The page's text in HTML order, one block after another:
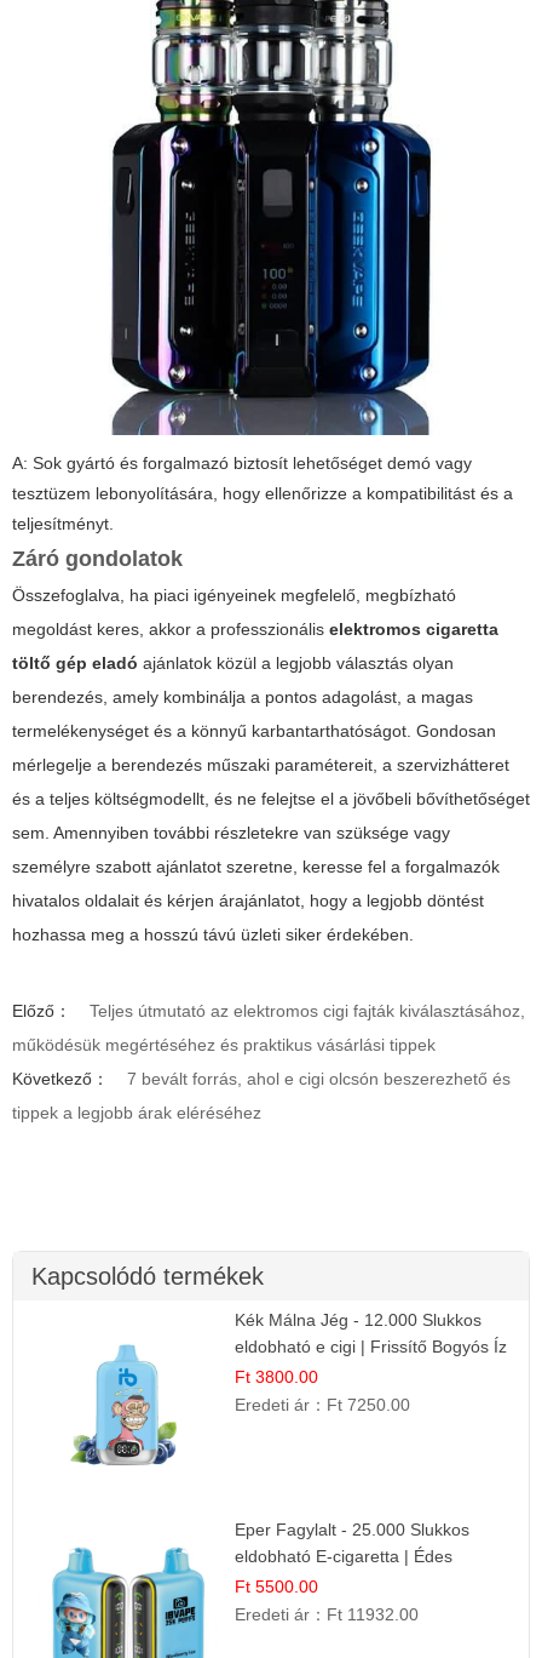
A: Sok gyártó és forgalmazó biztosít lehetőséget demó vagy
tesztüzem lebonyolítására, hogy ellenőrizze a kompatibilitást és a
teljesítményt.
Záró gondolatok
Összefoglalva, ha piaci igényeinek megfelelő, megbízható
megoldást keres, akkor a professzionális elektromos cigaretta
töltő gép eladó ajánlatok közül a legjobb választás olyan
berendezés, amely kombinálja a pontos adagolást, a magas
termelékenységet és a könnyű karbantarthatóságot. Gondosan
mérlegelje a berendezés műszaki paramétereit, a szervizhátteret
és a teljes költségmodellt, és ne felejtse el a jövőbeli bővíthetőséget
sem. Amennyiben további részletekre van szüksége vagy
személyre szabott ajánlatot szeretne, keresse fel a forgalmazók
hivatalos oldalait és kérjen árajánlatot, hogy a legjobb döntést
hozhassa meg a hosszú távú üzleti siker érdekében.
Előző：
Teljes útmutató az elektromos cigi fajták kiválasztásához,
működésük megértéséhez és praktikus vásárlási tippek
Következő：
7 bevált forrás, ahol e cigi olcsón beszerezhető és
tippek a legjobb árak eléréséhez
Kapcsolódó termékek
Kék Málna Jég - 12.000 Slukkos
eldobható e cigi | Frissítő Bogyós Íz
Ft 3800.00
Eredeti ár： Ft 7250.00
Eper Fagylalt - 25.000 Slukkos
eldobható E-cigaretta | Édes
Desszert Íz
Ft 5500.00
Eredeti ár： Ft 11932.00